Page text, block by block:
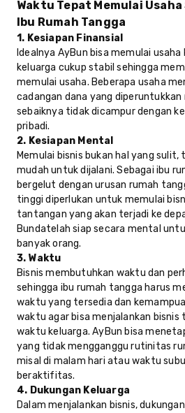
Waktu Tepat Memulai
Ibu Rumah Tangga
1. Kesiapan Finansial
Idealnya AyBun bisa memulai
keluarga cukup stabil sehingga
memulai usaha. Beberapa usaha
cadangan dana yang
sebaiknya tidak dicampur dengan
pribadi.
2. Kesiapan Mental
Memulai bisnis bukan hal yang sulit,
mudah untuk dijalani. Sebagai ibu
bergelut dengan urusan rumah
tinggi diperlukan untuk memulai
tantangan yang akan terjadi ke
Bundatelah siap secara mental
banyak orang.
3. Waktu
Bisnis membutuhkan waktu dan
sehingga ibu rumah tangga harus
waktu yang tersedia dan
waktu agar bisa menjalankan bisnis
waktu keluarga. AyBun bisa
yang tidak mengganggu rutinitas
misal di malam hari atau waktu
beraktifitas.
4. Dukungan Keluarga
Dalam menjalankan bisnis,